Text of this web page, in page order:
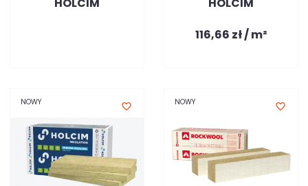
116,66 zł / m²
NOWY favorite_border NOWY favorite_border